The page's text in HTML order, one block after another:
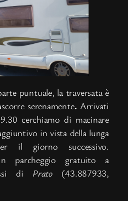
puntuale, la traversata è
serenamente. Arrivati
cerchiamo di macinare
in vista della lunga
il giorno successivo.
parcheggio gratuito a
di Prato(43.887933,